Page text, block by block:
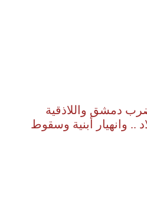
بقوة 7.7 تضرب دمشق واللاذقية
.. وانهيار أبنية وسقوط